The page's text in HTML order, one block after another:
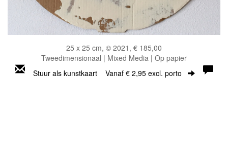
25 x 25 cm, © 2021, € 185,00
Tweedimensionaal | Mixed Media | Op papier
Stuur als kunstkaart Vanaf € 2,95 excl. porto